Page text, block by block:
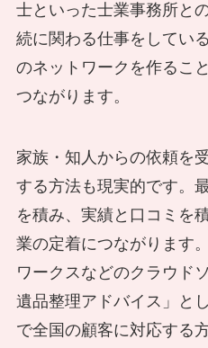
士といった士業事務所と
続に関わる仕事をしてい
のネットワークを作るこ
つながります。
家族・知人からの依頼を
する方法も現実的です。
を積み、実績と口コミを
業の定着につながります
ワークスなどのクラウド
遺品整理アドバイス」と
で全国の顧客に対応する